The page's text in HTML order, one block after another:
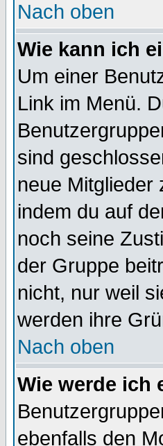
Nach oben
Wie kann ich
Um einer
Link im Menü.
sind
neue Mitglieder
indem du auf
noch seine
der Gruppe
nicht, nur weil
werden ihre
Nach oben
Wie werde ich
ebenfalls den